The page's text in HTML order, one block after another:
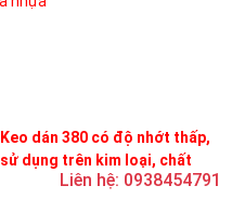
Keo dán 380 có độ nhớt thấp,
sử dụng trên kim loại, chất
đàn hồi và nhựaLiên hệ: 0938454791